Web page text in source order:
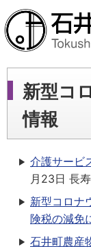
新型コ
情報
介護サービ
月23日 長
新型コロナ
険税の減免
石井町農産